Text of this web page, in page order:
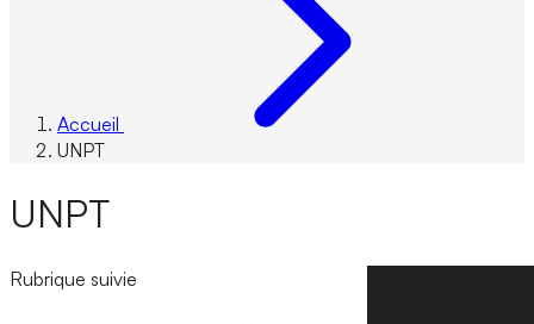
Accueil
UNPT
UNPT
Rubrique suivie